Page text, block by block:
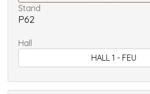
Stand
P62
Hall
HALL 1 - FEU